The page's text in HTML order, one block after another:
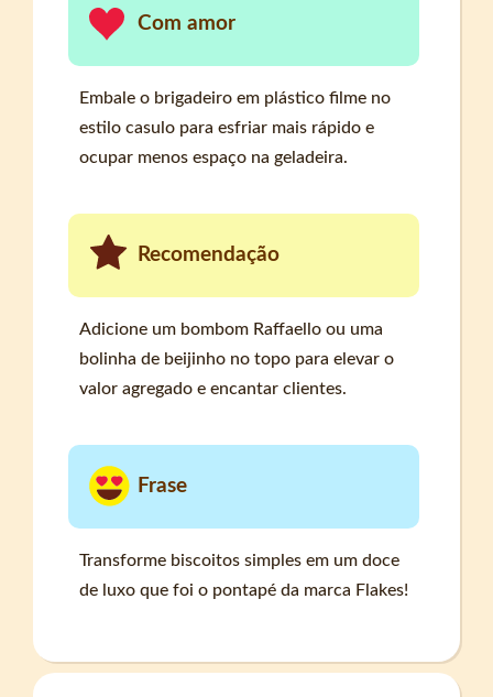
Com amor
Embale o brigadeiro em plástico filme no
estilo casulo para esfriar mais rápido e
ocupar menos espaço na geladeira.
Recomendação
Adicione um bombom Raffaello ou uma
bolinha de beijinho no topo para elevar o
valor agregado e encantar clientes.
Frase
Transforme biscoitos simples em um doce
de luxo que foi o pontapé da marca Flakes!